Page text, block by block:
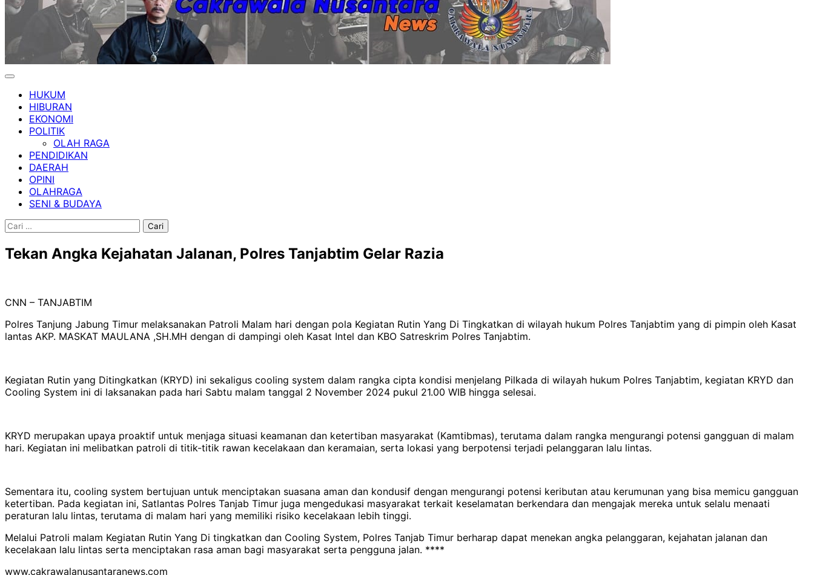
HUKUM
HIBURAN
EKONOMI
POLITIK
OLAH RAGA
PENDIDIKAN
DAERAH
OPINI
OLAHRAGA
SENI & BUDAYA
Cari
Tekan Angka Kejahatan Jalanan, Polres Tanjabtim Gelar Razia
CNN – TANJABTIM
Polres Tanjung Jabung Timur melaksanakan Patroli Malam hari dengan pola Kegiatan Rutin Yang Di Tingkatkan di wilayah hukum Polres Tanjabtim yang di pimpin oleh Kasat
lantas AKP. MASKAT MAULANA ,SH.MH dengan di dampingi oleh Kasat Intel dan KBO Satreskrim Polres Tanjabtim.
Kegiatan Rutin yang Ditingkatkan (KRYD) ini sekaligus cooling system dalam rangka cipta kondisi menjelang Pilkada di wilayah hukum Polres Tanjabtim, kegiatan KRYD dan
Cooling System ini di laksanakan pada hari Sabtu malam tanggal 2 November 2024 pukul 21.00 WIB hingga selesai.
KRYD merupakan upaya proaktif untuk menjaga situasi keamanan dan ketertiban masyarakat (Kamtibmas), terutama dalam rangka mengurangi potensi gangguan di malam
hari. Kegiatan ini melibatkan patroli di titik-titik rawan kecelakaan dan keramaian, serta lokasi yang berpotensi terjadi pelanggaran lalu lintas.
Sementara itu, cooling system bertujuan untuk menciptakan suasana aman dan kondusif dengan mengurangi potensi keributan atau kerumunan yang bisa memicu gangguan
ketertiban. Pada kegiatan ini, Satlantas Polres Tanjab Timur juga mengedukasi masyarakat terkait keselamatan berkendara dan mengajak mereka untuk selalu menaati
peraturan lalu lintas, terutama di malam hari yang memiliki risiko kecelakaan lebih tinggi.
Melalui Patroli malam Kegiatan Rutin Yang Di tingkatkan dan Cooling System, Polres Tanjab Timur berharap dapat menekan angka pelanggaran, kejahatan jalanan dan
kecelakaan lalu lintas serta menciptakan rasa aman bagi masyarakat serta pengguna jalan. ****
www.cakrawalanusantaranews.com